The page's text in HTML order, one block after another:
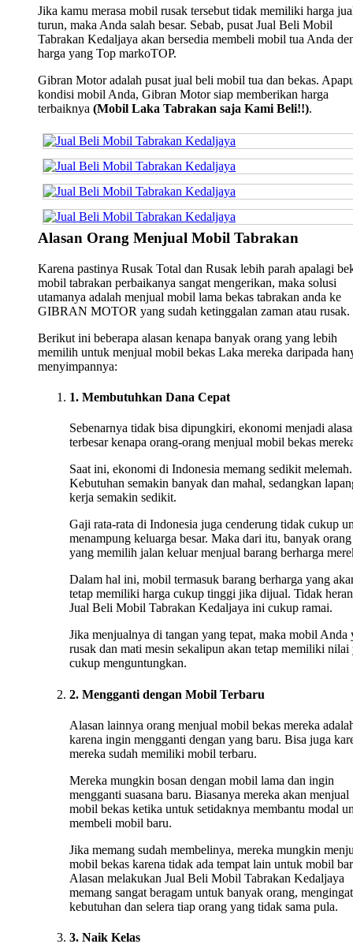
Jika kamu merasa mobil rusak tersebut tidak memiliki harga
turun, maka Anda salah besar. Sebab, pusat Jual Beli Mobil
Tabrakan Kedaljaya akan bersedia membeli mobil tua Anda
harga yang Top markoTOP.
Gibran Motor adalah pusat jual beli mobil tua dan bekas.
kondisi mobil Anda, Gibran Motor siap memberikan harga
terbaiknya (Mobil Laka Tabrakan saja Kami Beli!!).
Alasan Orang Menjual Mobil Tabrakan
Karena pastinya Rusak Total dan Rusak lebih parah apalagi
mobil tabrakan perbaikanya sangat mengerikan, maka solusi
utamanya adalah menjual mobil lama bekas tabrakan anda ke
GIBRAN MOTOR yang sudah ketinggalan zaman atau rusak.
Berikut ini beberapa alasan kenapa banyak orang yang lebih
memilih untuk menjual mobil bekas Laka mereka daripada
menyimpannya:
1. Membutuhkan Dana Cepat
Sebenarnya tidak bisa dipungkiri, ekonomi menjadi
terbesar kenapa orang-orang menjual mobil bekas
Saat ini, ekonomi di Indonesia memang sedikit melemah.
Kebutuhan semakin banyak dan mahal, sedangkan
kerja semakin sedikit.
Gaji rata-rata di Indonesia juga cenderung tidak cukup
menampung keluarga besar. Maka dari itu, banyak orang
yang memilih jalan keluar menjual barang berharga
Dalam hal ini, mobil termasuk barang berharga yang
tetap memiliki harga cukup tinggi jika dijual. Tidak
Jual Beli Mobil Tabrakan Kedaljaya ini cukup ramai.
Jika menjualnya di tangan yang tepat, maka mobil Anda
rusak dan mati mesin sekalipun akan tetap memiliki nilai
cukup menguntungkan.
2. Mengganti dengan Mobil Terbaru
Alasan lainnya orang menjual mobil bekas mereka
karena ingin mengganti dengan yang baru. Bisa juga
mereka sudah memiliki mobil terbaru.
Mereka mungkin bosan dengan mobil lama dan ingin
mengganti suasana baru. Biasanya mereka akan menjual
mobil bekas ketika untuk setidaknya membantu modal
membeli mobil baru.
Jika memang sudah membelinya, mereka mungkin
mobil bekas karena tidak ada tempat lain untuk mobil
Alasan melakukan Jual Beli Mobil Tabrakan Kedaljaya
memang sangat beragam untuk banyak orang, mengingat
kebutuhan dan selera tiap orang yang tidak sama pula.
3. Naik Kelas